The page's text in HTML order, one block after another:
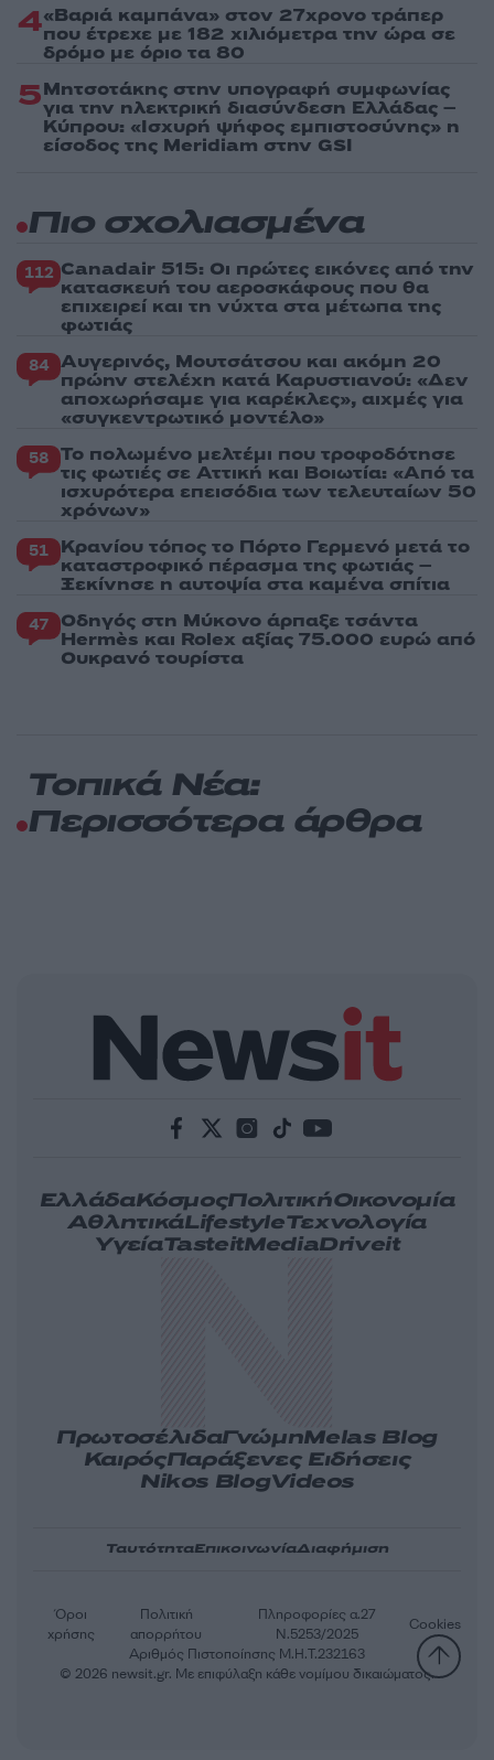
4«Βαριά καμπάνα» στον 27χρονο τράπερ
που έτρεχε με 182 χιλιόμετρα την ώρα σε
δρόμο με όριο τα 80
5Μητσοτάκης στην υπογραφή συμφωνίας
για την ηλεκτρική διασύνδεση Ελλάδας –
Κύπρου: «Ισχυρή ψήφος εμπιστοσύνης» η
είσοδος της Meridiam στην GSI
Πιο σχολιασμένα
112 Canadair 515: Οι πρώτες εικόνες από την
κατασκευή του αεροσκάφους που θα
επιχειρεί και τη νύχτα στα μέτωπα της
φωτιάς
84 Αυγερινός, Μουτσάτσου και ακόμη 20
πρώην στελέχη κατά Καρυστιανού: «Δεν
αποχωρήσαμε για καρέκλες», αιχμές για
«συγκεντρωτικό μοντέλο»
58 Το πολωμένο μελτέμι που τροφοδότησε
τις φωτιές σε Αττική και Βοιωτία: «Από τα
ισχυρότερα επεισόδια των τελευταίων 50
χρόνων»
51 Κρανίου τόπος το Πόρτο Γερμενό μετά το
καταστροφικό πέρασμα της φωτιάς –
Ξεκίνησε η αυτοψία στα καμένα σπίτια
47 Οδηγός στη Μύκονο άρπαξε τσάντα
Hermès και Rolex αξίας 75.000 ευρώ από
Ουκρανό τουρίστα
Τοπικά Νέα:
Περισσότερα άρθρα
ΕλλάδαΚόσμοςΠολιτικήΟικονομία
ΑθλητικάLifestyleΤεχνολογία
ΥγείαTasteitMediaDriveit
ΠρωτοσέλιδαΓνώμηMelas Blog
ΚαιρόςΠαράξενες Ειδήσεις
Nikos BlogVideos
ΤαυτότηταΕπικοινωνίαΔιαφήμιση
Αριθμός Πιστοποίησης Μ.Η.Τ.232163
Όροι
χρήσης
Πολιτική
απορρήτου
Πληροφορίες α.27
Ν.5253/2025
Cookies
© 2026 newsit.gr. Με επιφύλαξη κάθε νομίμου δικαιώματος.